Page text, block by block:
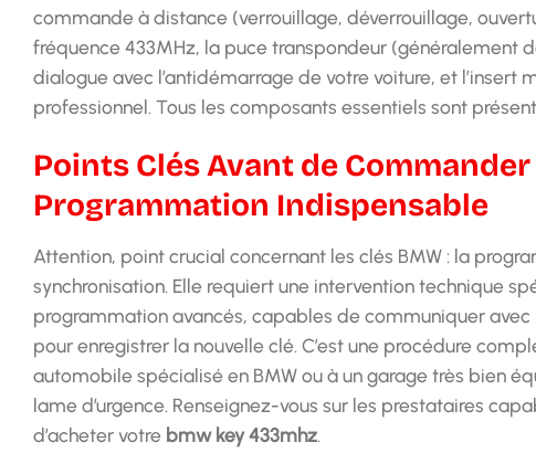
commande à distance (verrouillage, déverrouillage,
fréquence 433MHz, la puce transpondeur (généralement
dialogue avec l’antidémarrage de votre voiture, et
professionnel. Tous les composants essentiels sont
Points Clés Avant de
Programmation Indispensable
Attention, point crucial concernant les clés BMW : la
synchronisation. Elle requiert une intervention technique
programmation avancés, capables de communiquer avec
pour enregistrer la nouvelle clé. C’est une procédure
automobile spécialisé en BMW ou à un garage très bien
lame d’urgence. Renseignez-vous sur les prestataires
d’acheter votre bmw key 433mhz.